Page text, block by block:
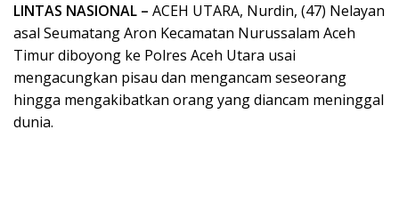
LINTAS NASIONAL – ACEH UTARA, Nurdin, (47) Nelayan
asal Seumatang Aron Kecamatan Nurussalam Aceh
Timur diboyong ke Polres Aceh Utara usai
mengacungkan pisau dan mengancam seseorang
hingga mengakibatkan orang yang diancam meninggal
dunia.